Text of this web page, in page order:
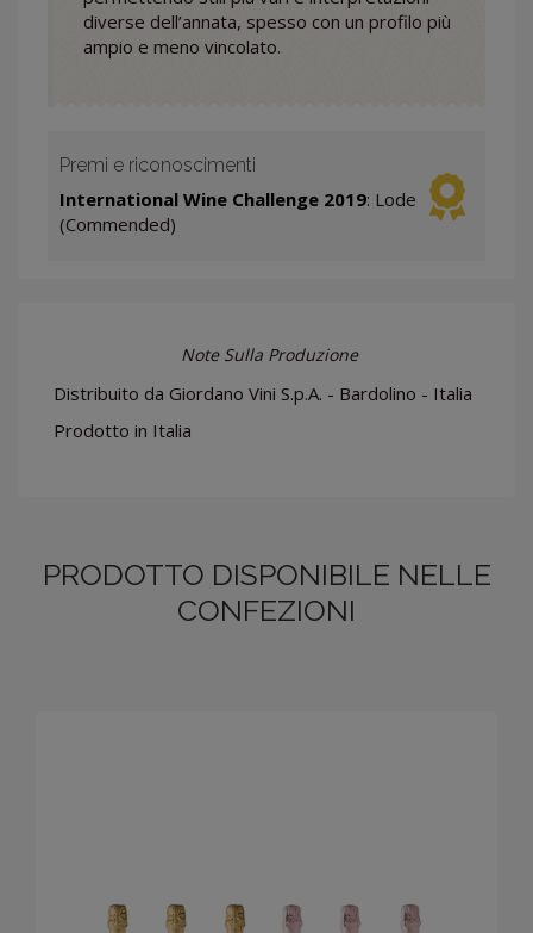
diverse dell’annata, spesso con un profilo più
ampio e meno vincolato.
Premi e riconoscimenti
International Wine Challenge 2019: Lode
(Commended)
Note Sulla Produzione
Distribuito da Giordano Vini S.p.A. - Bardolino - Italia
Prodotto in Italia
PRODOTTO DISPONIBILE NELLE
CONFEZIONI